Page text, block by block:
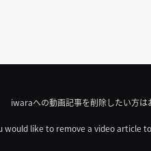
iwaraへの動画記事を削除したい方は
would like to remove a video article